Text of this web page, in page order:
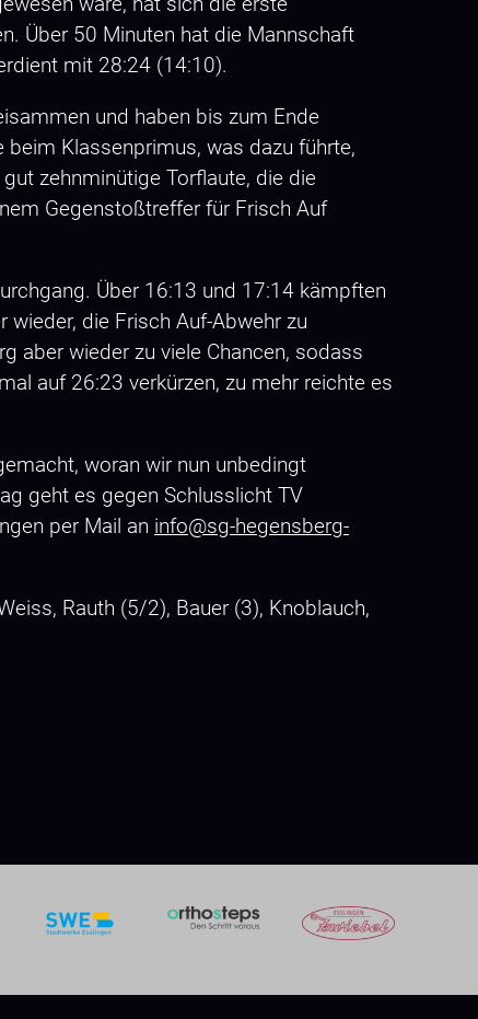
Über 50 Minuten hat die Mannschaft
mit 28:24 (14:10).
und haben bis zum Ende
Klassenprimus, was dazu führte,
zehnminütige Torflaute, die die
Gegenstoßtreffer für Frisch Auf
Über 16:13 und 17:14 kämpften
wieder, die Frisch Auf-Abwehr zu
aber wieder zu viele Chancen, sodass
auf 26:23 verkürzen, zu mehr reichte es
woran wir nun unbedingt
geht es gegen Schlusslicht TV
per Mail an info@sg-hegensberg-
Rauth (5/2), Bauer (3), Knoblauch,